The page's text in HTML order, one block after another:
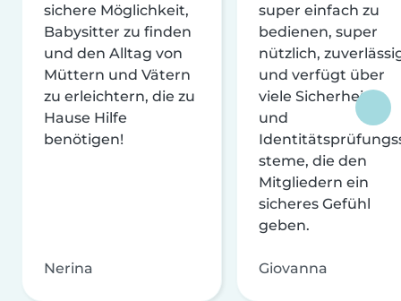
sichere Möglichkeit,
Babysitter zu finden
und den Alltag von
Müttern und Vätern
zu erleichtern, die zu
Hause Hilfe
benötigen!
Nerina
super einfach zu
bedienen, super
nützlich,
und verfügt über
viele Sicherheits-
und
steme, die den
Mitgliedern ein
sicheres Gefühl
geben.
Giovanna